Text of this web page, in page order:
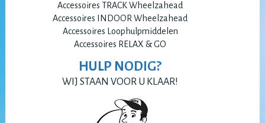
Accessoires TRACK Wheelzahead
Accessoires INDOOR Wheelzahead
Accessoires Loophulpmiddelen
Accessoires RELAX & GO
HULP NODIG?
WIJ STAAN VOOR U KLAAR!